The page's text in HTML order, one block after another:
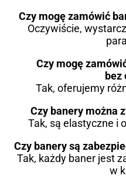
Czy mogę zamówić
Oczywiście,
Czy mogę
bez
Tak, oferujemy
Czy banery można
Tak, są elastyczne i
Czy banery są
Tak, każdy baner jest
w